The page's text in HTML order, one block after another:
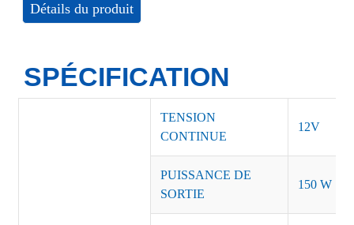
Détails du produit
SPÉCIFICATION
TENSION
CONTINUE
12V
PUISSANCE DE
SORTIE
150 W